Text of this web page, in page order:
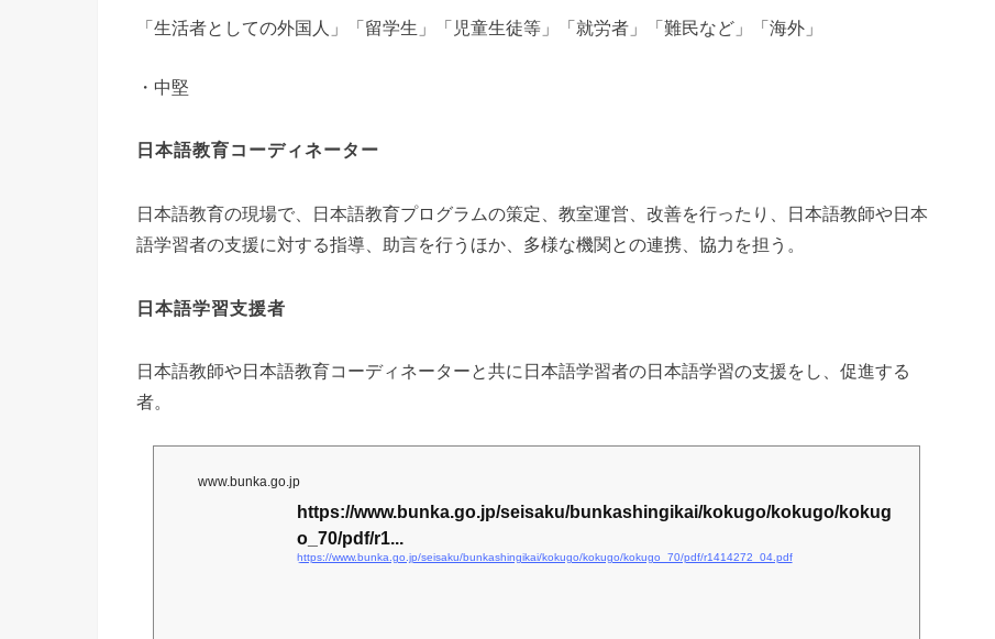
「生活者としての外国人」「留学生」「児童生徒等」「就労者」「難民など」「海外」
・中堅
日本語教育コーディネーター
日本語教育の現場で、日本語教育プログラムの策定、教室運営、改善を行ったり、日本語教師や日本
語学習者の支援に対する指導、助言を行うほか、多様な機関との連携、協力を担う。
日本語学習支援者
日本語教師や日本語教育コーディネーターと共に日本語学習者の日本語学習の支援をし、促進する
者。
www.bunka.go.jp
https://www.bunka.go.jp/seisaku/bunkashingikai/kokugo/kokugo/kokug
o_70/pdf/r1...
https://www.bunka.go.jp/seisaku/bunkashingikai/kokugo/kokugo/kokugo_70/pdf/r1414272_04.pdf